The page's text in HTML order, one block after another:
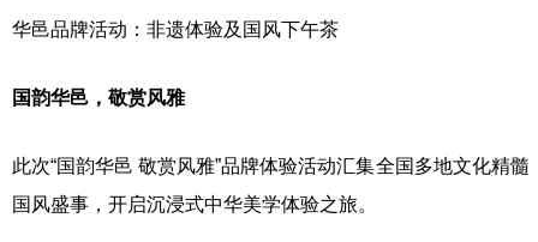
华邑品牌活动：非遗体验及国风下午茶
国韵华邑 ， 敬赏风雅
此次“国韵华邑 敬赏风雅”品牌体验活动汇集全国多地文化精
国风盛事，开启沉浸式中华美学体验之旅。